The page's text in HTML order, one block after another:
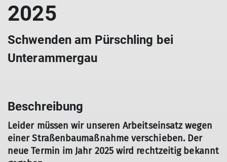
2025
Schwenden am Pürschling bei
Unterammergau
Beschreibung
Leider müssen wir unseren Arbeitseinsatz wegen
einer Straßenbaumaßnahme verschieben. Der
neue Termin im Jahr 2025 wird rechtzeitig bekannt